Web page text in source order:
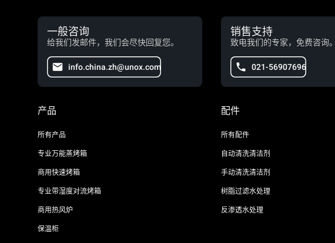
一般咨询
给我们发邮件，我们会尽快回复您。
info.china.zh@unox.com
销售支持
致电我们的专家，免费咨询。
021-56907696
产品
所有产品
专业万能蒸烤箱
商用快速烤箱
专业带湿度对流烤箱
商用热风炉
保温柜
配件
所有配件
自动清洗清洁剂
手动清洗清洁剂
树脂过滤水处理
反渗透水处理